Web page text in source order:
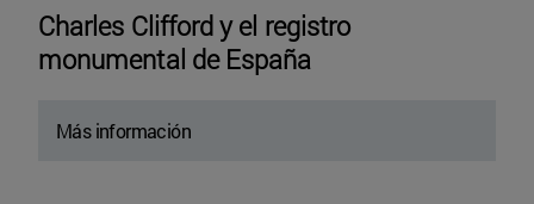
Charles Clifford y el registro
monumental de España
Más información